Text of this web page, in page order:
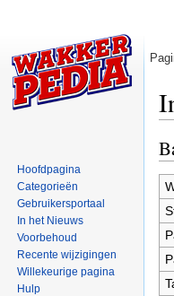
Hoofdpagina
Categorieën
Gebruikersportaal
In het Nieuws
Voorbehoud
Recente wijzigingen
Willekeurige pagina
Hulp